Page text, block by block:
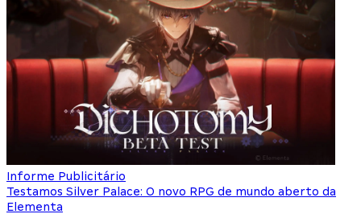
Informe Publicitário
Testamos Silver Palace: O novo RPG de mundo aberto da
Elementa